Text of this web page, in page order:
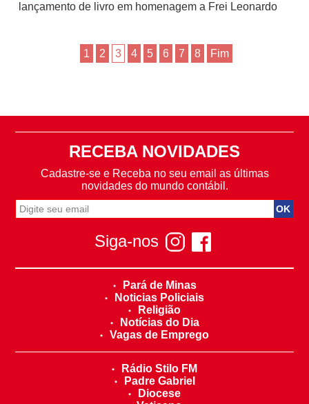
lançamento de livro em homenagem a Frei Leonardo
1 2 3 4 5 6 7 8 Fim
RECEBA NOVIDADES
Cadastre-se e Receba no seu email as últimas
novidades do mundo contábil.
Siga-nos
Pará de Minas
Noticias Policiais
Religião
Notícias do Dia
Vagas de Emprego
Rádio Stilo FM
Padre Gabriel
Diocese